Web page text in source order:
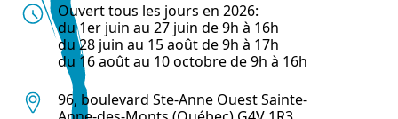
Ouvert tous les jours en 2026:
du 1er juin au 27 juin de 9h à 16h
du 28 juin au 15 août de 9h à 17h
du 16 août au 10 octobre de 9h à 16h
96, boulevard Ste-Anne Ouest Sainte-